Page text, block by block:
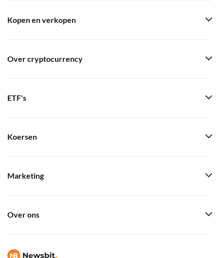
Kopen en verkopen
Over cryptocurrency
ETF's
Koersen
Marketing
Over ons